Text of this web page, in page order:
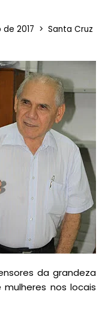
2017 Santa Cruz
da grandeza
nos locais